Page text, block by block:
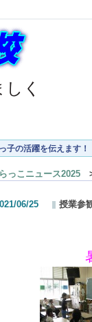
く
子の活躍を伝えます！
っこニュース2025
06/25 授業参